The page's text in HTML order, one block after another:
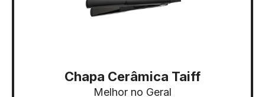
Chapa Cerâmica Taiff
Melhor no Geral